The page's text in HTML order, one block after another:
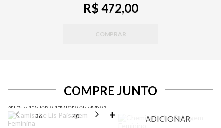
R$ 472,00
COMPRAR
COMPRE JUNTO
SELECIONE O TAMANHO PARA ADICIONAR
36 40 42 44
ADICIONAR